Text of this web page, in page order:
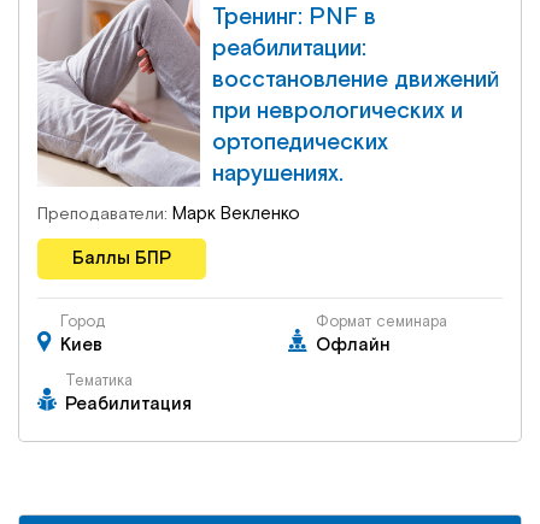
Тренинг: PNF в
реабилитации:
восстановление движений
при неврологических и
ортопедических
нарушениях.
Преподаватели: Марк Векленко
Баллы БПР
Город
Киев
Формат семинара
Офлайн
Тематика
Реабилитация